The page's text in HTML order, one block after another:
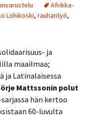
Afrikka-
Lohikoski, rauhantyö,
ja
maailmaa;
ja Latinalaisessa
Mattssonin polut
hän kertoo
60-luvulta